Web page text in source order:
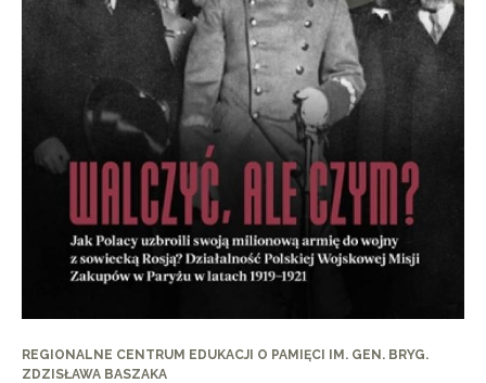
REGIONALNE CENTRUM EDUKACJI O PAMIĘCI IM. GEN. BRYG.
ZDZISŁAWA BASZAKA